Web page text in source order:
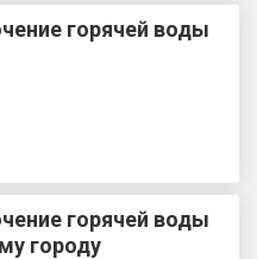
горячей воды
горячей воды
городу